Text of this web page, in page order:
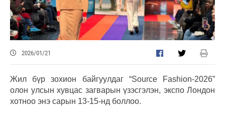
2026/01/21
Жил бүр зохион байгуулдаг “Source Fashion-2026”
олон улсын хувцас загварын үзэсгэлэн, экспо Лондон
хотноо энэ сарын 13-15-нд боллоо.